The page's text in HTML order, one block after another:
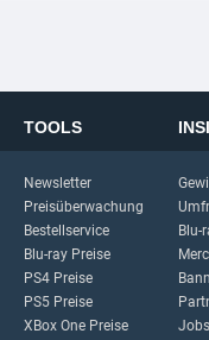
TOOLS
Newsletter
Preisüberwachung
Bestellservice
Blu-ray Preise
PS4 Preise
PS5 Preise
XBox One Preise
Blu-
Jobs